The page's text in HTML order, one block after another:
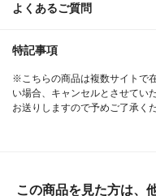
よくあるご質問
特記事項
※こちらの商品は複数サイトで
い場合、キャンセルとさせてい
お送りしますので予めご了承くだ
この商品を見た方は、